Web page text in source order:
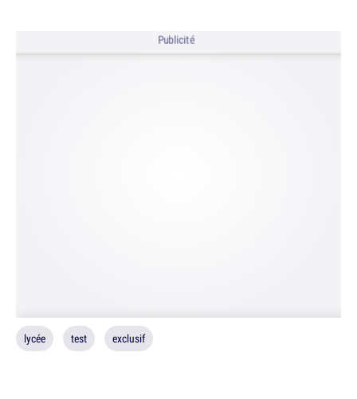
Publicité
lycée test exclusif